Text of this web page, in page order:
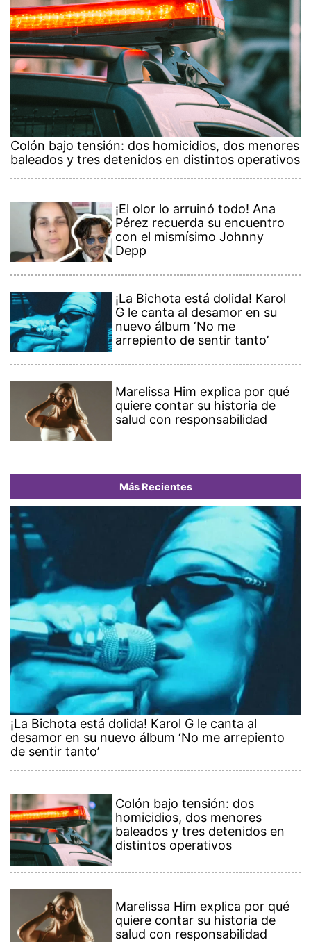
Colón bajo tensión: dos homicidios, dos menores
baleados y tres detenidos en distintos operativos
¡El olor lo arruinó todo! Ana
Pérez recuerda su encuentro
con el mismísimo Johnny
Depp
¡La Bichota está dolida! Karol
G le canta al desamor en su
nuevo álbum ‘No me
arrepiento de sentir tanto’
Marelissa Him explica por qué
quiere contar su historia de
salud con responsabilidad
Más Recientes
¡La Bichota está dolida! Karol G le canta al
desamor en su nuevo álbum ‘No me arrepiento
de sentir tanto’
Colón bajo tensión: dos
homicidios, dos menores
baleados y tres detenidos en
distintos operativos
Marelissa Him explica por qué
quiere contar su historia de
salud con responsabilidad